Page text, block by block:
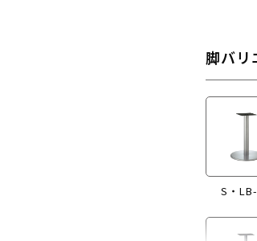
脚バリ
S・